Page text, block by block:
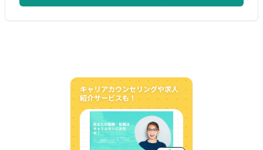
キャリアカウンセリングや求人
紹介サービスも！